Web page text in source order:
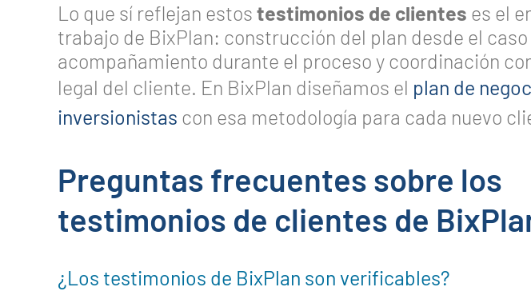
Lo que sí reflejan estos testimonios de clientes es el
trabajo de BixPlan: construcción del plan desde el caso
acompañamiento durante el proceso y coordinación
legal del cliente. En BixPlan diseñamos el plan de
inversionistas con esa metodología para cada nuevo
Preguntas frecuentes sobre los
testimonios de clientes de
¿Los testimonios de BixPlan son verificables?